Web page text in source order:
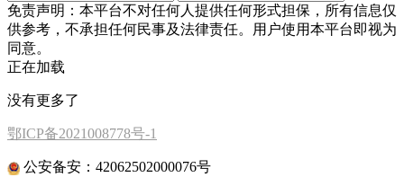
免责声明：本平台不对任何人提供任何形式担保，所有信息仅
供参考，不承担任何民事及法律责任。用户使用本平台即视为
同意。
正在加载
没有更多了
鄂ICP备2021008778号-1
公安备安：42062502000076号